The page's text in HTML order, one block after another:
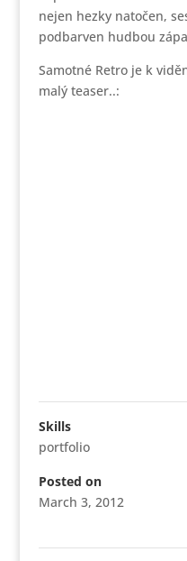
nejen hezky natočen,
podbarven hudbou
Samotné Retro je k
malý teaser..:
Skills
portfolio
Posted on
March 3, 2012